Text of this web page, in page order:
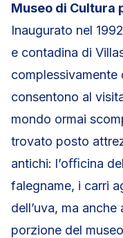
Museo di Cultura
Inaugurato nel
e contadina di
consentono al
mondo ormai
trovato posto
antichi: l’oﬃcina
falegname, i carri
dell’uva, ma
porzione del